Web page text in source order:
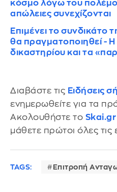
κόσμο λόγω του
απώλειες συνεχίζονται
Επιμένει το συνδικάτο
θα πραγματοποιηθεί -
δικαστηρίου και τα
Διαβάστε τις Ειδήσεις
ενημερωθείτε για τα
Ακολουθήστε το
μάθετε πρώτοι όλες τις
TAGS: Επιτροπή